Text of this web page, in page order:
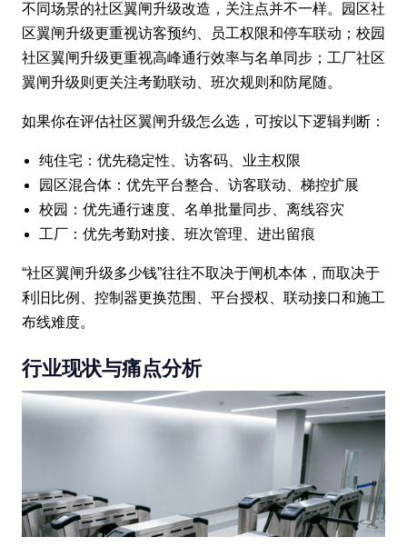
不同场景的社区翼闸升级改造，关注点并不一样。园区社
区翼闸升级更重视访客预约、员工权限和停车联动；校园
社区翼闸升级更重视高峰通行效率与名单同步；工厂社区
翼闸升级则更关注考勤联动、班次规则和防尾随。
如果你在评估社区翼闸升级怎么选，可按以下逻辑判断：
纯住宅：优先稳定性、访客码、业主权限
园区混合体：优先平台整合、访客联动、梯控扩展
校园：优先通行速度、名单批量同步、离线容灾
工厂：优先考勤对接、班次管理、进出留痕
“社区翼闸升级多少钱”往往不取决于闸机本体，而取决于
利旧比例、控制器更换范围、平台授权、联动接口和施工
布线难度。
行业现状与痛点分析